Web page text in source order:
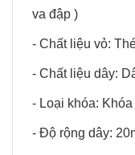
va đập )
- Chất liệu vỏ:
- Chất liệu dây:
- Loại khóa: Khóa
- Độ rộng dây: